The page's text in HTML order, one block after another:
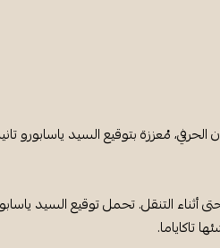
مُعززة بتوقيع السيد ياسابورو
أثناء التنقل. تحمل توقيع السيد
تاكاياما.